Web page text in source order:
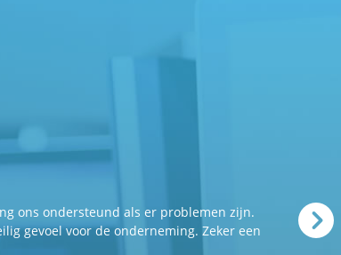
ons ondersteund als er problemen zijn.
gevoel voor de onderneming. Zeker een